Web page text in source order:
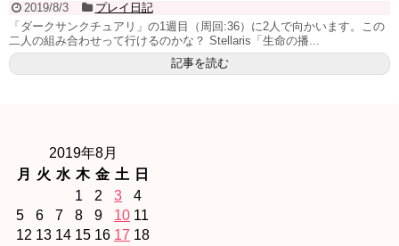
2019/8/3
プレイ日記
「ダークサンクチュアリ」の1週目（周回:36）に2人で向かいます。この
二人の組み合わせって行けるのかな？ Stellaris「生命の播...
記事を読む
2019年8月
月
火 水 木 金 土
日
1
2 3
4
5
6 7 8 9 10 11
12 13 14 15 16 17 18